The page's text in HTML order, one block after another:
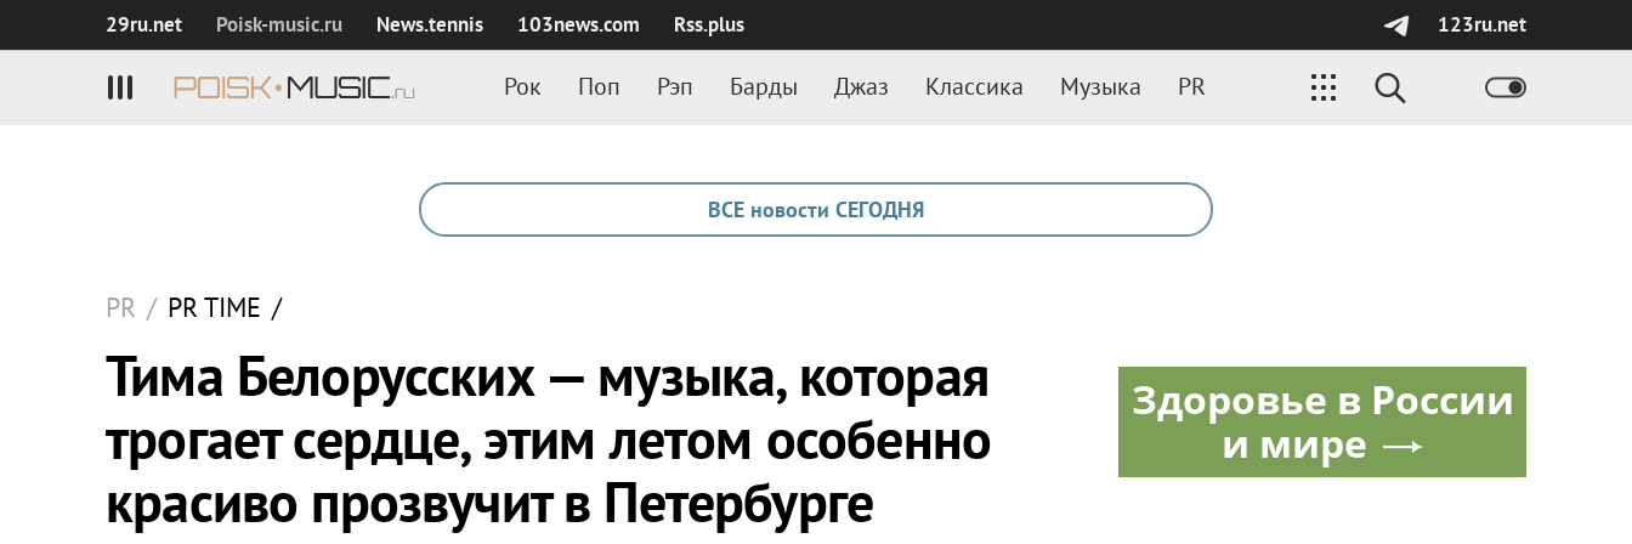
29ru.net Poisk‑music.ru News.tennis 103news.com Rss.plus 123ru.net
Рок Поп Рэп Барды Джаз Классика Музыка PR
ВСЕ новости СЕГОДНЯ
PR / PR TIME /
Тима Белорусских — музыка, которая
трогает сердце, этим летом особенно
красиво прозвучит в Петербурге
Здоровье в России
и мире